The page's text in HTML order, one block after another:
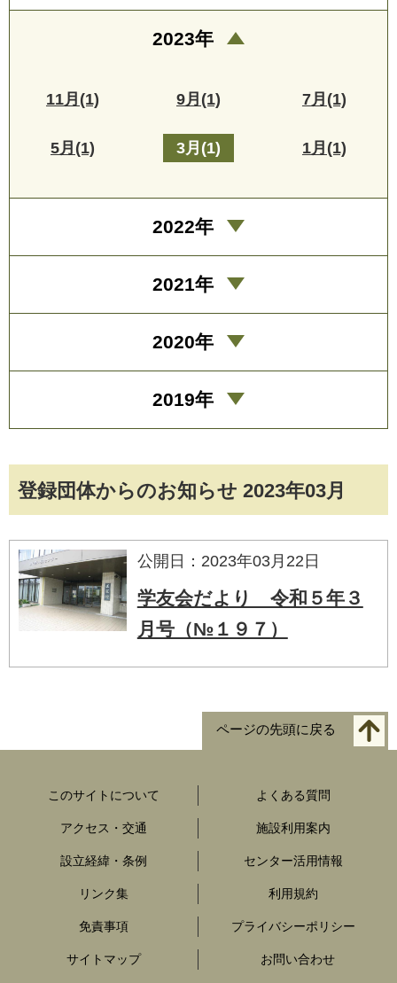
登録団体からのお知らせ 2023年03月
公開日：2023年03月22日
学友会だより 令和５年３
月号（№１９７）
2023年
11月(1) 9月(1) 7月(1)
5月(1) 3月(1) 1月(1)
2022年
2021年
2020年
2019年
ページの先頭に戻る
このサイトについて よくある質問
アクセス・交通 施設利用案内
設立経緯・条例 センター活用情報
リンク集 利用規約
免責事項 プライバシーポリシー
サイトマップ お問い合わせ